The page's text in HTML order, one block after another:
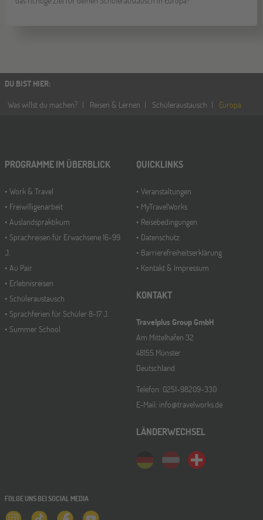
DU BIST HIER:
Was willst du machen?
Reisen & Lernen Schüleraustausch Europa
PROGRAMME IM ÜBERBLICK
Work & Travel
Freiwilligenarbeit
Auslandspraktikum
Sprachreisen für Erwachsene 16-99
J.
Au Pair
Erlebnisreisen
Schüleraustausch
Sprachferien für Schüler 8-17 J.
Summer School
QUICKLINKS
Veranstaltungen
MyTravelWorks
Reisebedingungen
Datenschutz
Barrierefreiheitserklärung
Kontakt & Impressum
KONTAKT
Travelplus Group GmbH
Am Mittelhafen 32
48155 Münster
Deutschland
Telefon: 0251-98209-330
E-Mail: info@travelworks.de
LÄNDERWECHSEL
FOLGE UNS BEI SOCIAL MEDIA